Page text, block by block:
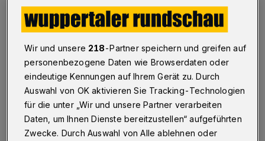
Mehrere Durchsuchungen und
eine Festnahme
Wuppertal·Die Polizei hat am Mittwoch (4. Oktober
2023) in Wuppertal mehrere
Durchsuchungsbeschlüsse vollstreckt.
05.10.2023 , 15:49 Uhr Eine Minute Lesezeit
Wir und unsere 218-Partner speichern und greifen auf
personenbezogene Daten wie Browserdaten oder
eindeutige Kennungen auf Ihrem Gerät zu. Durch
Auswahl von OK aktivieren Sie Tracking-Technologien
für die unter „Wir und unsere Partner verarbeiten
Daten, um Ihnen Dienste bereitzustellen“ aufgeführten
Zwecke. Durch Auswahl von Alle ablehnen oder